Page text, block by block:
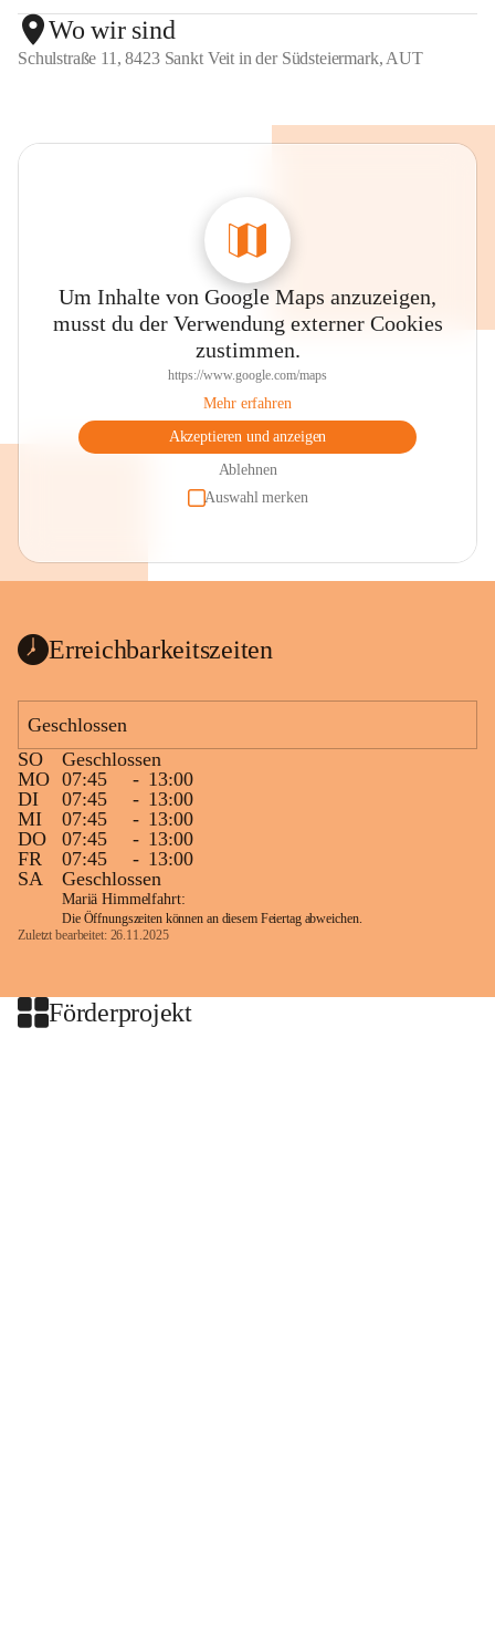
Wo wir sind
Schulstraße 11, 8423 Sankt Veit in der Südsteiermark, AUT
Um Inhalte von Google Maps anzuzeigen,
musst du der Verwendung externer Cookies
zustimmen.
https://www.google.com/maps
Mehr erfahren
Akzeptieren und anzeigen
Ablehnen
Auswahl merken
Erreichbarkeitszeiten
Geschlossen
SO
Geschlossen
MO 07:45 - 13:00
DI
07:45 - 13:00
MI
07:45 - 13:00
DO
07:45 - 13:00
FR
07:45 - 13:00
SA
Geschlossen
Mariä Himmelfahrt:
Die Öffnungszeiten können an diesem Feiertag abweichen.
Zuletzt bearbeitet: 26.11.2025
Förderprojekt